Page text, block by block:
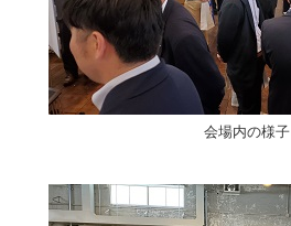
会場内の様子